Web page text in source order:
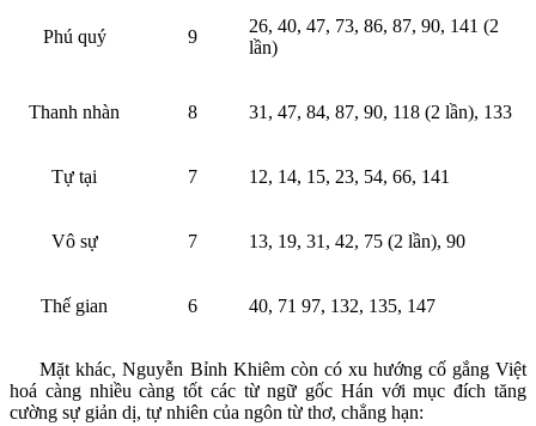
Phú quý 9
26, 40, 47, 73, 86, 87, 90, 141 (2
lần)
Thanh nhàn 8 31, 47, 84, 87, 90, 118 (2 lần), 133
Tự tại 7 12, 14, 15, 23, 54, 66, 141
Vô sự 7 13, 19, 31, 42, 75 (2 lần), 90
Thế gian 6 40, 71 97, 132, 135, 147
Mặt khác, Nguyễn Bỉnh Khiêm còn có xu hướng cố gắng Việt
hoá càng nhiều càng tốt các từ ngữ gốc Hán với mục đích tăng
cường sự giản dị, tự nhiên của ngôn từ thơ, chẳng hạn: